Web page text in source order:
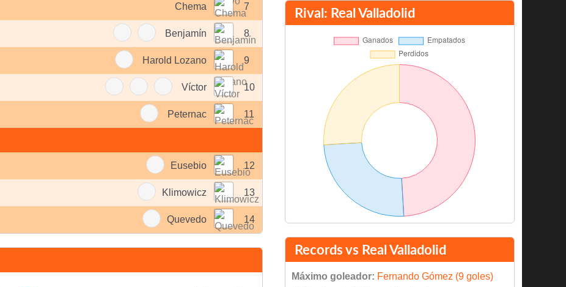
7
Chema
8
Benjamín
9
Harold Lozano
10
Víctor
11
Peternac
12
Eusebio
13
Klimowicz
14
Quevedo
Rival: Real Valladolid
Records vs Real Valladolid
Máximo goleador: Fernando Gómez (9 goles)